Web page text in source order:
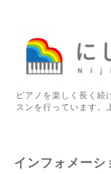
ピアノを楽しく長く続
スンを行っています。
インフォメーシ